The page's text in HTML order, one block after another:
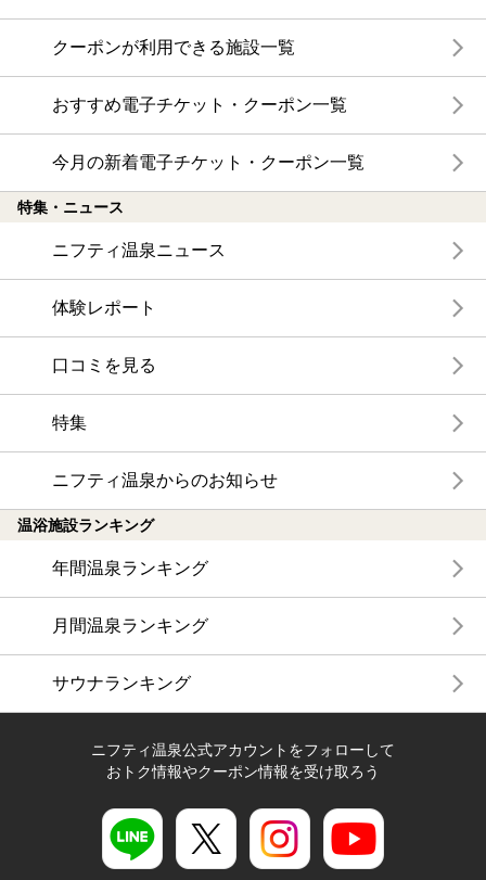
クーポンが利用できる施設一覧
おすすめ電子チケット・クーポン一覧
今月の新着電子チケット・クーポン一覧
特集・ニュース
ニフティ温泉ニュース
体験レポート
口コミを見る
特集
ニフティ温泉からのお知らせ
温浴施設ランキング
年間温泉ランキング
月間温泉ランキング
サウナランキング
ニフティ温泉公式アカウントをフォローして
おトク情報やクーポン情報を受け取ろう